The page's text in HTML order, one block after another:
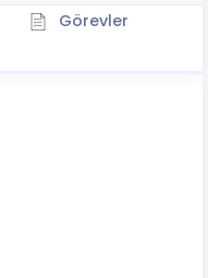
Görevler